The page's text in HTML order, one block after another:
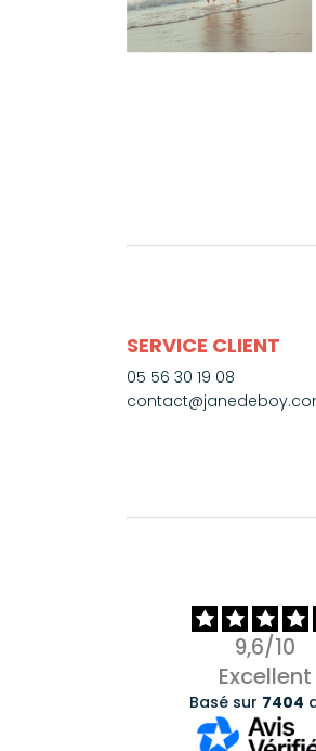
SERVICE CLIENT
05 56 30 19 08
9,6/10
Excellent
Basé sur 7404